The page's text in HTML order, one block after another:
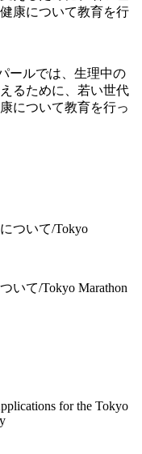
ールでは、生理中の
るために、若い世代
について教育を行っ
いて/Tokyo Marathon